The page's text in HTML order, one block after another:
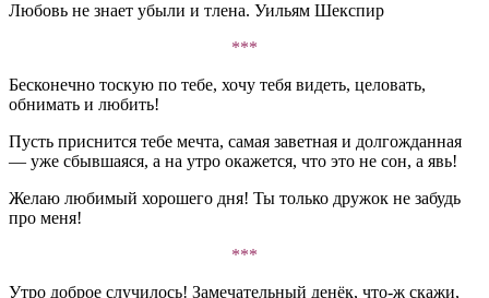
Любовь не знает убыли и тлена. Уильям Шекспир
***
Бесконечно тоскую по тебе, хочу тебя видеть, целовать,
обнимать и любить!
Пусть приснится тебе мечта, самая заветная и долгожданная
— уже сбывшаяся, а на утро окажется, что это не сон, а явь!
Желаю любимый хорошего дня! Ты только дружок не забудь
про меня!
***
Утро доброе случилось! Замечательный денёк, что-ж скажи,